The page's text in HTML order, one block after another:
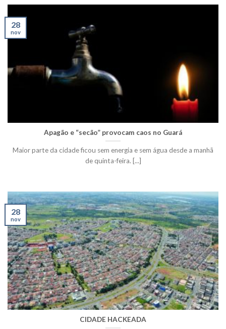
Apagão e “secão” provocam caos no Guará
Maior parte da cidade ficou sem energia e sem água desde a manhã
de quinta-feira. [...]
28
nov
CIDADE HACKEADA
28
nov